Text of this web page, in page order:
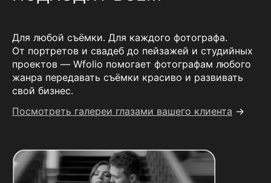
Для любой съёмки. Для каждого фотографа.
От портретов и свадеб до пейзажей и студийных
проектов — Wfolio помогает фотографам любого
жанра передавать съёмки красиво и развивать
свой бизнес.
Посмотреть галереи глазами вашего клиента →